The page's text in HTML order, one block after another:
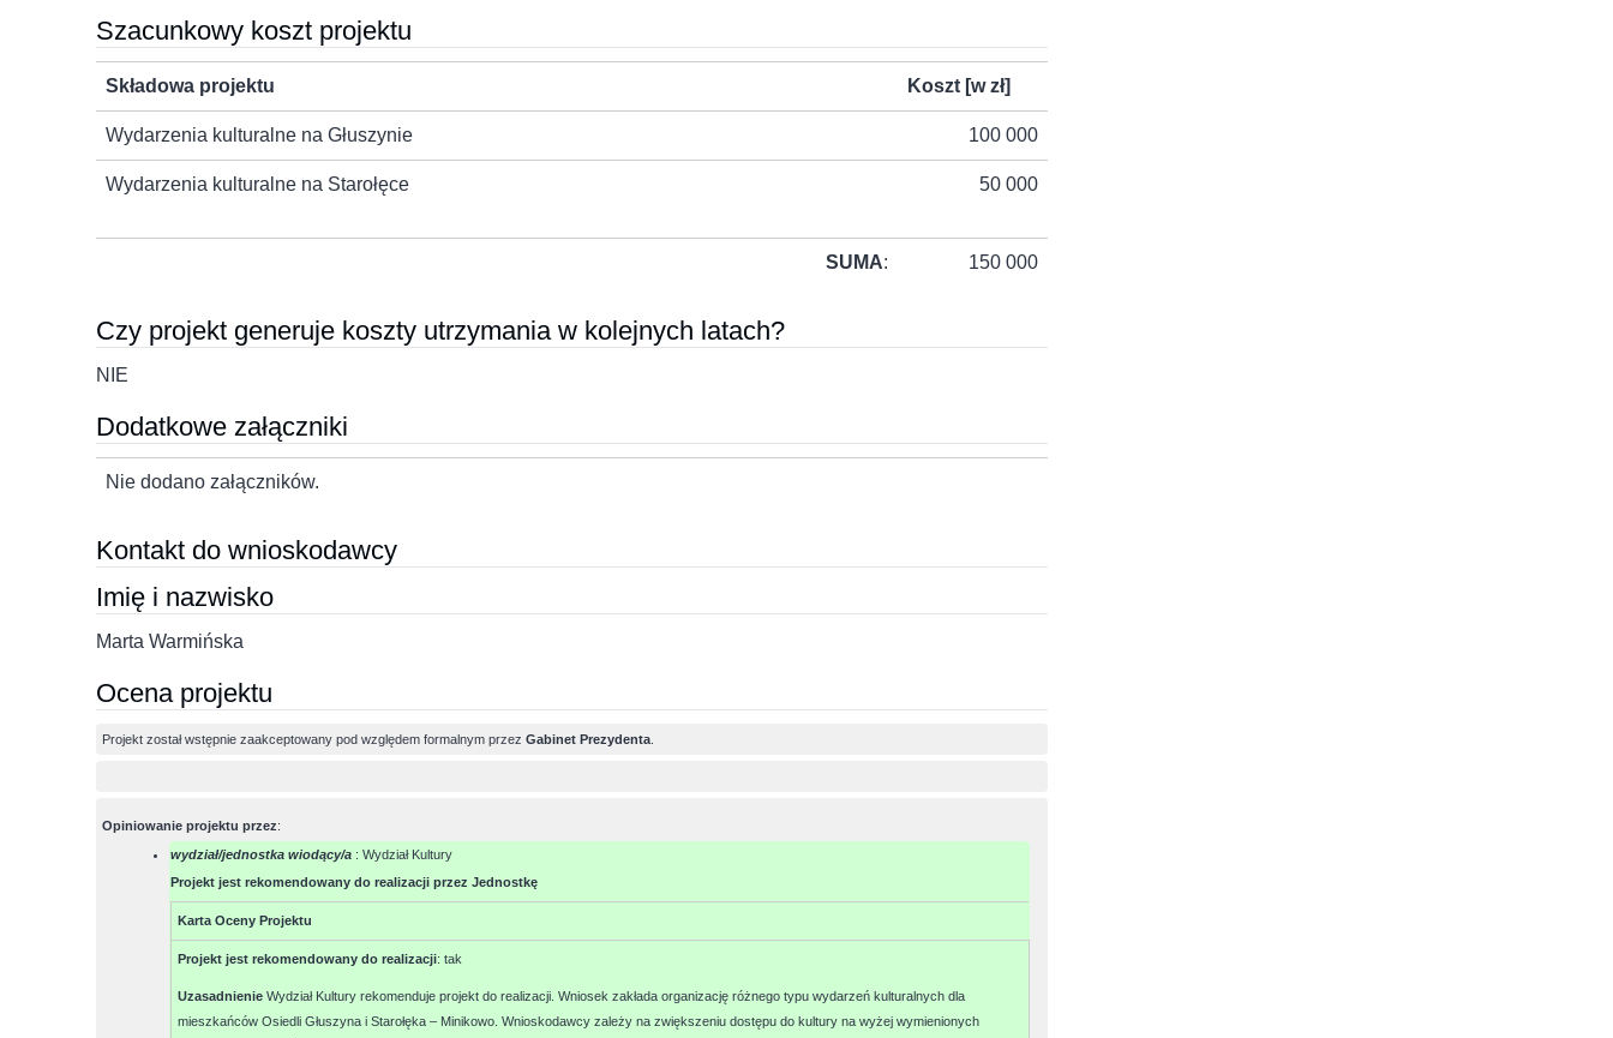
Szacunkowy koszt projektu
Składowa projektu Koszt [w zł]
Wydarzenia kulturalne na Głuszynie 100 000
Wydarzenia kulturalne na Starołęce 50 000
SUMA: 150 000
Czy projekt generuje koszty utrzymania w kolejnych latach?
NIE
Dodatkowe załączniki
Nie dodano załączników.
Kontakt do wnioskodawcy
Imię i nazwisko
Marta Warmińska
Ocena projektu
Projekt został wstępnie zaakceptowany pod względem formalnym przez Gabinet Prezydenta
Opiniowanie projektu przez:
wydział/jednostka wiodący/a : Wydział Kultury
Projekt jest rekomendowany do realizacji przez Jednostkę
Karta Oceny Projektu
Projekt jest rekomendowany do realizacji:tak
Uzasadnienie Wydział Kultury rekomenduje projekt do realizacji. Wniosek zakłada organizację różnego typu wydarzeń kulturalnych dla
mieszkańców Osiedli Głuszyna i Starołęka – Minikowo. Wnioskodawcy zależy na zwiększeniu dostępu do kultury na wyżej wymienionych